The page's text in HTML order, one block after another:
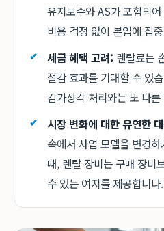
유지보수와 AS가 포함되
비용 걱정 없이 본업에 집
세금 혜택 고려: 렌탈료는
절감 효과를 기대할 수 있
감가상각 처리와는 또 다
시장 변화에 대한 유연한
속에서 사업 모델을 변경
때, 렌탈 장비는 구매 장비
수 있는 여지를 제공합니다.